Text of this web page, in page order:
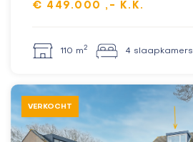
€ 449.000 ,- K.K.
110 m2 4 slaapkamers
VERKOCHT